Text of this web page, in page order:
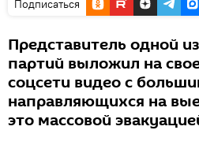
Подписаться
Представитель одной
партий выложил на
соцсети видео с
направляющихся на
это массовой